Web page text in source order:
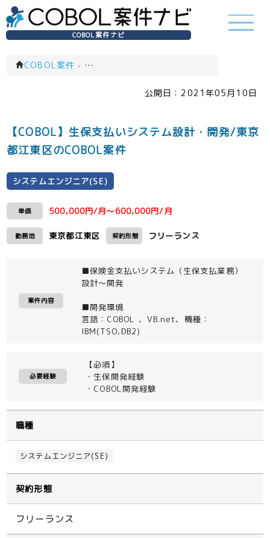
COBOL案件ナビ
COBOL案件 › システムエンジニア(SE)(一覧)
公開日： 2021年05月10日
【COBOL】生保支払いシステム設計・開発/東京
都江東区のCOBOL案件
システムエンジニア(SE)
単価 500,000円/月～600,000円/月
勤務地 東京都江東区 契約形態 フリーランス
案件内容
■保険金支払いシステム（生保支払業務）
設計～開発
■開発環境
言語：COBOL 、VB.net、機種：
IBM(TSO,DB2)
必要経験
【必須】
・生保開発経験
・COBOL開発経験
職種
システムエンジニア(SE)
契約形態
フリーランス